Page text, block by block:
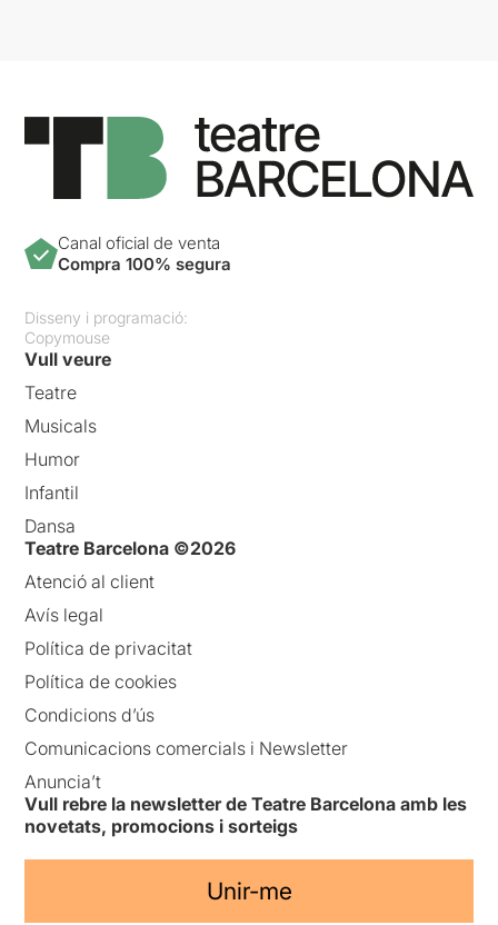
Canal oficial de venta
Compra 100% segura
Disseny i programació:
Copymouse
Vull veure
Teatre
Musicals
Humor
Infantil
Dansa
Teatre Barcelona ©2026
Atenció al client
Avís legal
Política de privacitat
Política de cookies
Condicions d’ús
Comunicacions comercials i Newsletter
Anuncia’t
Vull rebre la newsletter de Teatre Barcelona amb les
novetats, promocions i sorteigs
Unir-me